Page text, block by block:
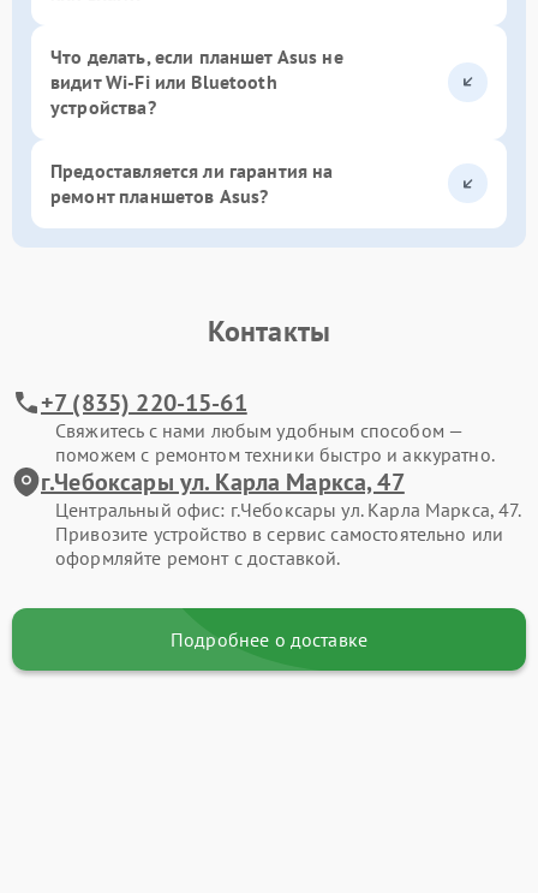
Что делать, если планшет Asus не
видит Wi-Fi или Bluetooth
устройства?
Предоставляется ли гарантия на
ремонт планшетов Asus?
Контакты
+7 (835) 220-15-61
Свяжитесь с нами любым удобным способом —
поможем с ремонтом техники быстро и аккуратно.
г.Чебоксары ул. Карла Маркса, 47
Центральный офис: г.Чебоксары ул. Карла Маркса, 47.
Привозите устройство в сервис самостоятельно или
оформляйте ремонт с доставкой.
Подробнее о доставке